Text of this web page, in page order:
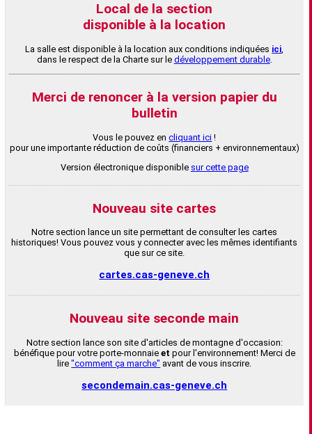
Local de la section
disponible à la location
La salle est disponible à la location aux conditions indiquées ici,
dans le respect de la Charte sur le développement durable.
Merci de renoncer à la version papier du
bulletin
Vous le pouvez encliquant ici !
pour une importante réduction de coûts (financiers + environnementaux)
Version électronique disponible sur cette page
Nouveau site cartes
Notre section lance un site permettant de consulter les cartes
historiques! Vous pouvez vous y connecter avec les mêmes identifiants
que sur ce site.
cartes.cas-geneve.ch
Nouveau site seconde main
Notre section lance son site d'articles de montagne d'occasion:
bénéfique pour votre porte-monnaie et pour l'environnement! Merci de
lire"comment ça marche" avant de vous inscrire.
secondemain.cas-geneve.ch